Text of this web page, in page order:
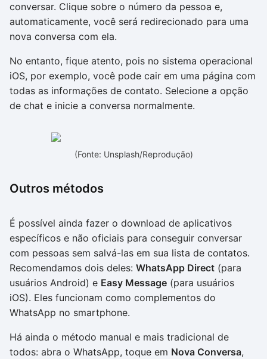
conversar. Clique sobre o número da pessoa e,
automaticamente, você será redirecionado para uma
nova conversa com ela.
No entanto, fique atento, pois no sistema operacional
iOS, por exemplo, você pode cair em uma página com
todas as informações de contato. Selecione a opção
de chat e inicie a conversa normalmente.
(Fonte: Unsplash/Reprodução)
Outros métodos
É possível ainda fazer o download de aplicativos
específicos e não oficiais para conseguir conversar
com pessoas sem salvá-las em sua lista de contatos.
Recomendamos dois deles: WhatsApp Direct (para
usuários Android) e Easy Message (para usuários
iOS). Eles funcionam como complementos do
WhatsApp no smartphone.
Há ainda o método manual e mais tradicional de
todos: abra o WhatsApp, toque em Nova Conversa,